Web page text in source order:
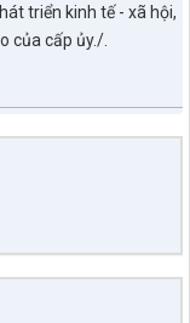
triển kinh tế - xã hội,
của cấp ủy./.